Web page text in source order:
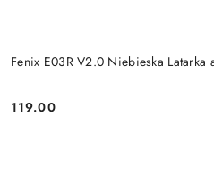
Fenix E03R V2.0 Niebieska Latarka
Cena:
119.00